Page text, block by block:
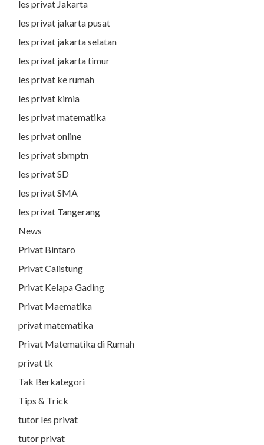
les privat Jakarta
les privat jakarta pusat
les privat jakarta selatan
les privat jakarta timur
les privat ke rumah
les privat kimia
les privat matematika
les privat online
les privat sbmptn
les privat SD
les privat SMA
les privat Tangerang
News
Privat Bintaro
Privat Calistung
Privat Kelapa Gading
Privat Maematika
privat matematika
Privat Matematika di Rumah
privat tk
Tak Berkategori
Tips & Trick
tutor les privat
tutor privat